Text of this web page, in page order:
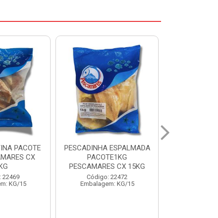
CX 15KG
22472
KG/15
FILE DE PANGA PREMIUM
PACOTE 1KG CAIXA 10KG
Código: 20021
Embalagem: KG/10